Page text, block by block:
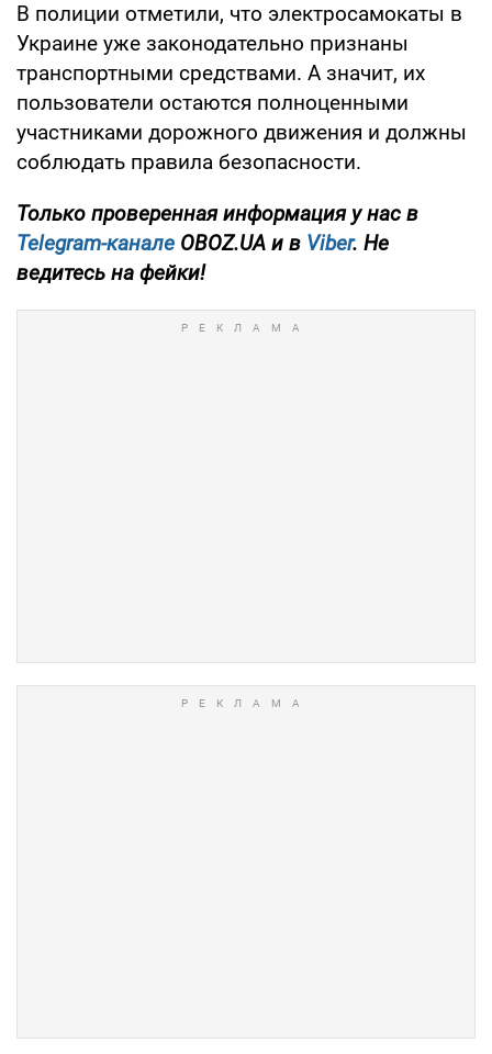
В полиции отметили, что электросамокаты в
Украине уже законодательно признаны
транспортными средствами. А значит, их
пользователи остаются полноценными
участниками дорожного движения и должны
соблюдать правила безопасности.
Только проверенная информация у нас в
Telegram-канале OBOZ.UA и в Viber. Не
ведитесь на фейки!